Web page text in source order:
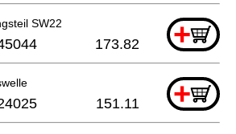
SW22 +
173.82
+
151.11